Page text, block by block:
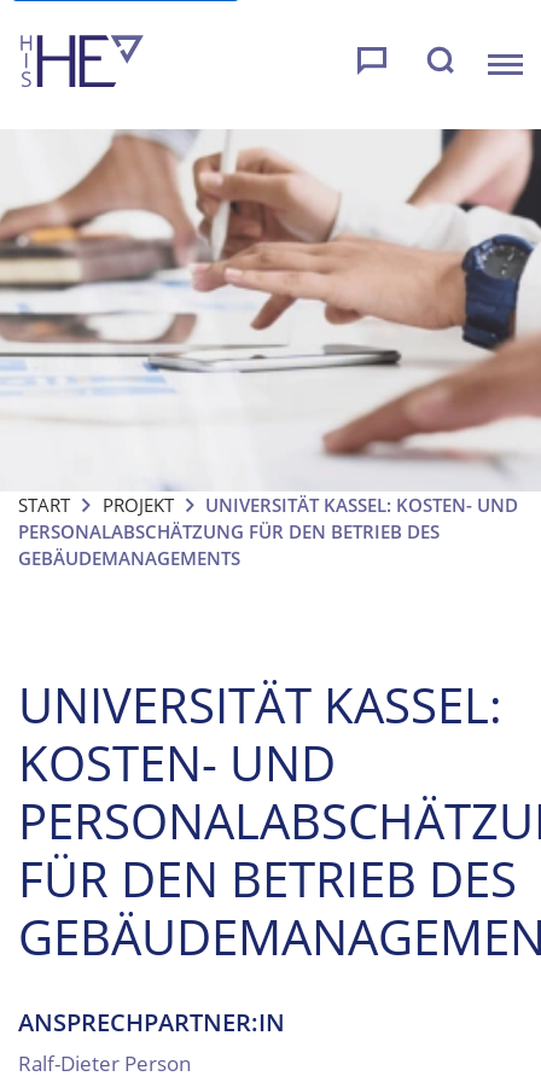
START PROJEKT
UNIVERSITÄT KASSEL: KOSTEN- UND
PERSONALABSCHÄTZUNG FÜR DEN BETRIEB DES
GEBÄUDEMANAGEMENTS
UNIVERSITÄT KASSEL:
KOSTEN- UND
FÜR DEN BETRIEB DES
ANSPRECHPARTNER:IN
Ralf-Dieter Person